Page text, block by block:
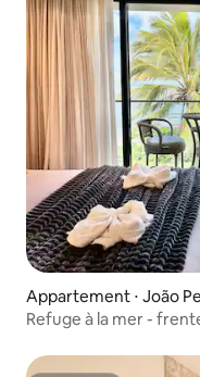
Appartement ⋅ João
Refuge à la mer -